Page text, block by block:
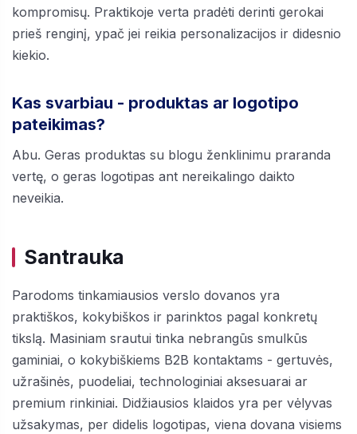
kompromisų. Praktikoje verta pradėti derinti gerokai
prieš renginį, ypač jei reikia personalizacijos ir didesnio
kiekio.
Kas svarbiau - produktas ar logotipo
pateikimas?
Abu. Geras produktas su blogu ženklinimu praranda
vertę, o geras logotipas ant nereikalingo daikto
neveikia.
Santrauka
Parodoms tinkamiausios verslo dovanos yra
praktiškos, kokybiškos ir parinktos pagal konkretų
tikslą. Masiniam srautui tinka nebrangūs smulkūs
gaminiai, o kokybiškiems B2B kontaktams - gertuvės,
užrašinės, puodeliai, technologiniai aksesuarai ar
premium rinkiniai. Didžiausios klaidos yra per vėlyvas
užsakymas, per didelis logotipas, viena dovana visiems